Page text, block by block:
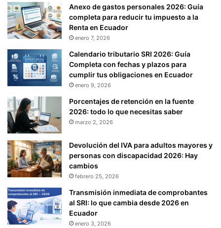
Anexo de gastos personales 2026: Guía
completa para reducir tu impuesto a la
Renta en Ecuador
enero 7, 2026
Calendario tributario SRI 2026: Guía
Completa con fechas y plazos para
cumplir tus obligaciones en Ecuador
enero 9, 2026
Porcentajes de retención en la fuente
2026: todo lo que necesitas saber
marzo 2, 2026
Devolución del IVA para adultos mayores y
personas con discapacidad 2026: Hay
cambios
febrero 25, 2026
Transmisión inmediata de comprobantes
al SRI: lo que cambia desde 2026 en
Ecuador
enero 3, 2026